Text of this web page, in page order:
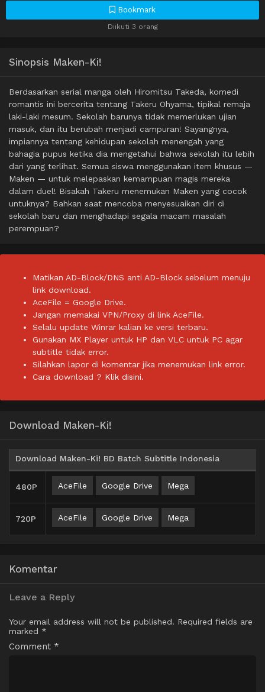
Bookmark
Diikuti 3 orang
Sinopsis Maken-Ki!
Berdasarkan serial manga oleh Hiromitsu Takeda, komedi
romantis ini bercerita tentang Takeru Ohyama, tipikal remaja
laki-laki mesum. Sekolah barunya tidak memerlukan ujian
masuk, dan itu berubah menjadi campuran! Sayangnya,
impiannya tentang kehidupan sekolah menengah yang
bahagia pupus ketika dia mengetahui bahwa sekolah itu lebih
dari yang terlihat. Semua siswa menggunakan item khusus —
Maken — untuk melepaskan kemampuan magis mereka
dalam duel! Bisakah Takeru menemukan Maken yang cocok
untuknya? Bahkan saat mencoba menyesuaikan diri di
sekolah baru dan menghadapi segala macam masalah
perempuan?
Matikan AD-Block/DNS anti AD-Block sebelum menuju
link download.
AceFile = Google Drive.
Jangan memakai VPN/Proxy di link AceFile.
Selalu update Winrar kalian ke versi terbaru.
Gunakan MX Player untuk HP dan VLC untuk PC agar
subtitle tidak error.
Silahkan lapor di komentar jika menemukan link error.
Cara download ? Klik disini.
Download Maken-Ki!
Download Maken-Ki! BD Batch Subtitle Indonesia
480P AceFile Google Drive Mega
720P AceFile Google Drive Mega
Komentar
Leave a Reply
Your email address will not be published. Required fields are
marked *
Comment *